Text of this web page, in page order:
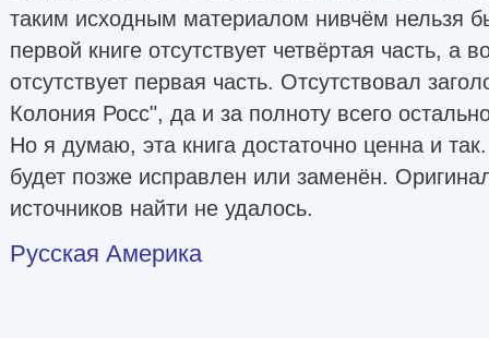
таким исходным материалом нивчём нельзя
первой книге отсутствует четвёртая часть, a
отсутствует первая часть. Отсутствовал
Колония Росс", да и за полноту всего
Но я думаю, эта книга достаточно ценна и
будет позже исправлен или заменён.
источников найти не удалось.
Русская Америка